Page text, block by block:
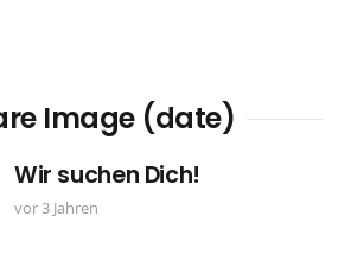
Image (date)
Wir suchen Dich!
vor 3 Jahren